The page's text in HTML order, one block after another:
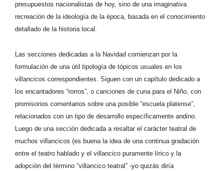
presupuestos nacionalistas de hoy, sino de una imaginativa
recreación de la ideología de la época, basada en el conocimiento
detallado de la historia local.
Las secciones dedicadas a la Navidad comienzan por la
formulación de una útil tipología de tópicos usuales en los
villancicos correspondientes. Siguen con un capítulo dedicado a
los encantadores “rorros”, o canciones de cuna para el Niño, con
promisorios comentarios sobre una posible “escuela platense”,
relacionados con un tipo de desarrollo específicamente andino.
Luego de una sección dedicada a resaltar el carácter teatral de
muchos villancicos (es buena la idea de una continua gradación
entre el teatro hablado y el villancico puramente lírico y la
adopción del término “villancico teatral” -yo quizás diría